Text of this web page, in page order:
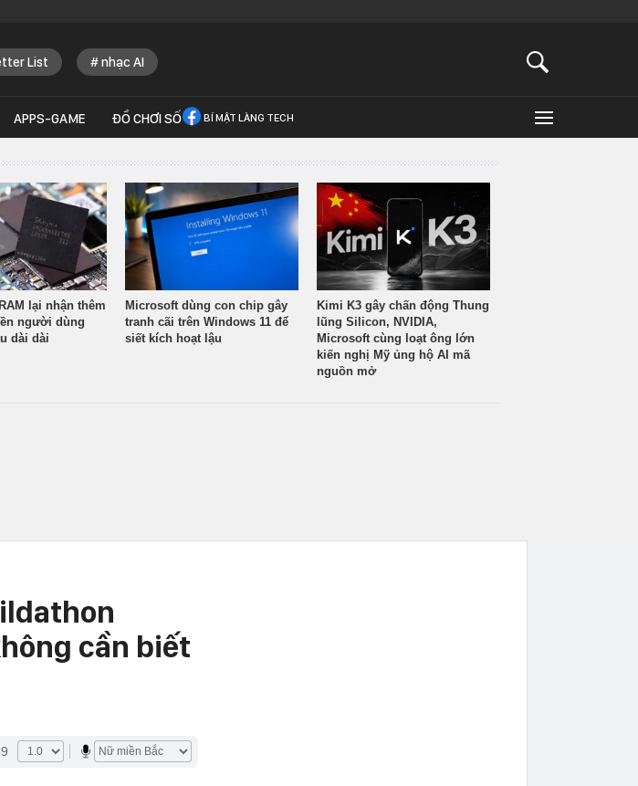
List nhạc AI
APPS-GAME ĐỒ CHƠI SỐ BÍ MẬT LÀNG TECH
lại nhận thêm
người dùng
dài dài
Microsoft dùng con chip gây
tranh cãi trên Windows 11 để
siết kích hoạt lậu
Kimi K3 gây chấn động Thung
lũng Silicon, NVIDIA,
Microsoft cùng loạt ông lớn
kiến nghị Mỹ ủng hộ AI mã
nguồn mở
cần biết